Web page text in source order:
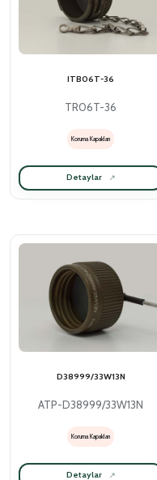
ITB06T-36
TR06T-36
Koruma Kapakları
Detaylar
D38999/33W13N
ATP-D38999/33W13N
Koruma Kapakları
Detaylar